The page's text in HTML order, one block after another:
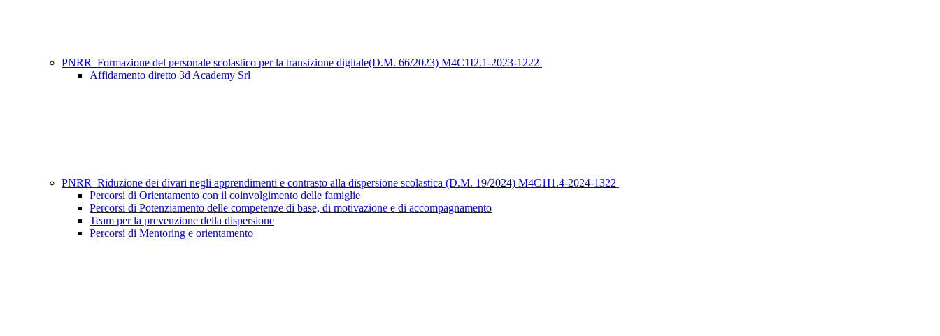
PNRR_Formazione del personale scolastico per la transizione digitale(D.M. 66/2023) M4C1I2.1-2023-1222
Affidamento diretto 3d Academy Srl
PNRR_Riduzione dei divari negli apprendimenti e contrasto alla dispersione scolastica (D.M. 19/2024) M4C1I1.4-2024-1322
Percorsi di Orientamento con il coinvolgimento delle famiglie
Percorsi di Potenziamento delle competenze di base, di motivazione e di accompagnamento
Team per la prevenzione della dispersione
Percorsi di Mentoring e orientamento